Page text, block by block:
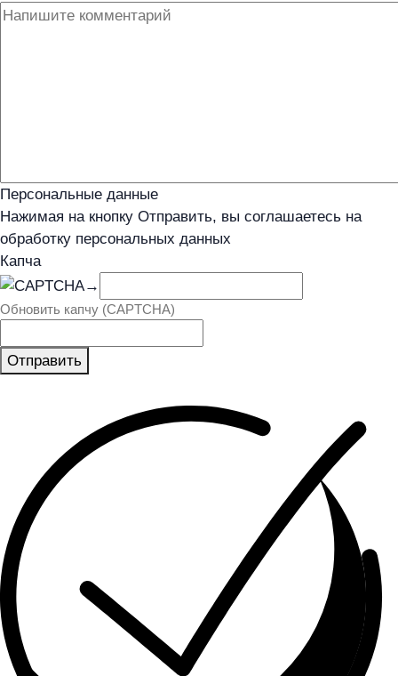
Персональные данные
Нажимая на кнопку Отправить, вы соглашаетесь на
обработку персональных данных
Капча
→
Обновить капчу (CAPTCHA)
Отправить